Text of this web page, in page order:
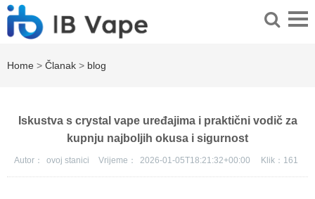
Home > Članak > blog
Iskustva s crystal vape uređajima i praktični vodič za
kupnju najboljih okusa i sigurnost
Autor： ovoj stanici Vrijeme： 2026-01-05T18:21:32+00:00 Klik： 161